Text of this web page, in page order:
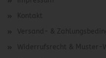
Kontakt
Versand- &
Widerrufsrecht & Muster-